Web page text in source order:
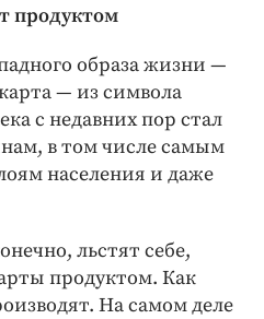
продуктом
образа жизни —
— из символа
с недавних пор стал
в том числе самым
населения и даже
льстят себе,
продуктом. Как
На самом деле